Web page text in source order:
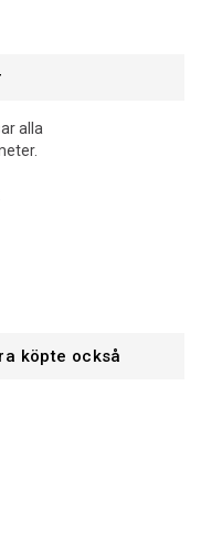
alla
köpte också